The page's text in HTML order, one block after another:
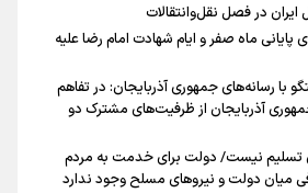
بغض چهارماهه را شکست؛ «آهای مردم، آقا از
به دلم ماند
بر ارزش افزوده چقدر است؟
ایران در فصل نقل‌وانتقالات
ماه صفر و ایام شهادت امام رضا علیه
با رسانه‌های جمهوری آذربایجان: در تفاهم
آذربایجان از ظرفیت‌های مشترک دو
تسلیم نیست/ دولت برای خدمت به مردم
میان دولت و نیروهای مسلح وجود ندارد